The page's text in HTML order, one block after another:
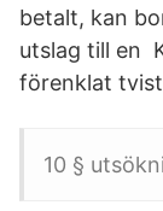
betalt, kan
utslag till en
förenklat
10 §